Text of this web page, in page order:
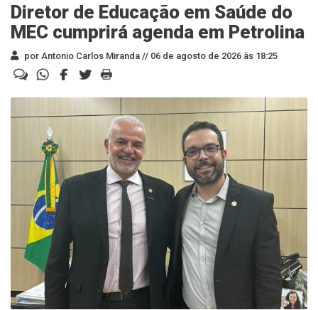
Diretor de Educação em Saúde do
MEC cumprirá agenda em Petrolina
por Antonio Carlos Miranda // 06 de agosto de 2026 às 18:25